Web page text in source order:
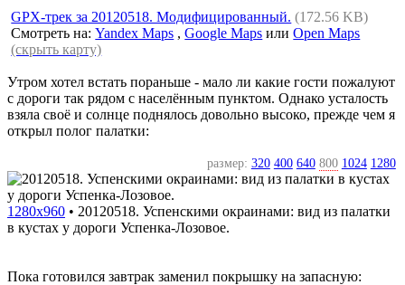
GPX-трек за 20120518. Модифицированный. (172.56 KB)
Смотреть на:Yandex Maps ,Google Maps илиOpen Maps
(скрыть карту)
Утром хотел встать пораньше - мало ли какие гости пожалуют
с дороги так рядом с населённым пунктом. Однако усталость
взяла своё и солнце поднялось довольно высоко, прежде чем я
открыл полог палатки:
размер: 320 400 640 800 1024 1280
1280x960 • 20120518. Успенскими окраинами: вид из палатки
в кустах у дороги Успенка-Лозовое.
Пока готовился завтрак заменил покрышку на запасную: